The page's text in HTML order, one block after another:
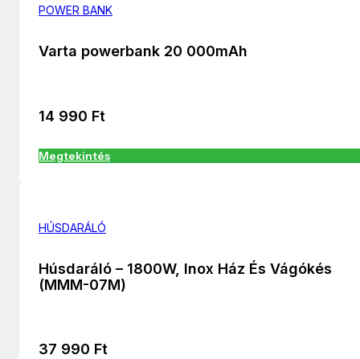
POWER BANK
Varta powerbank 20 000mAh
14 990 Ft
Megtekintés
HÚSDARÁLÓ
Húsdaráló – 1800W, Inox Ház És Vágókés
(MMM-07M)
37 990 Ft